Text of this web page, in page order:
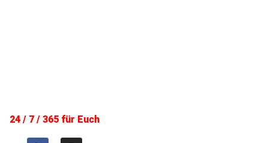
24 / 7 / 365 für Euch